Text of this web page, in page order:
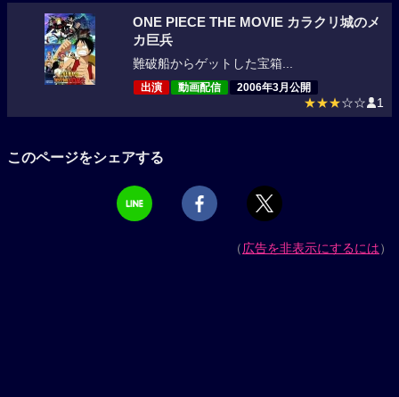
ONE PIECE THE MOVIE カラクリ城のメ
カ巨兵
難破船からゲットした宝箱...
出演 動画配信 2006年3月公開
★★★☆☆ 1
このページをシェアする
（広告を非表示にするには）